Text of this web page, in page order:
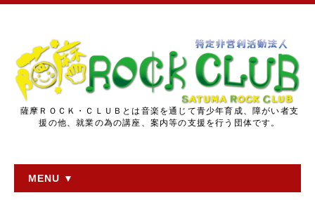
薩摩ＲＯＣＫ・ＣＬＵＢとは音楽を通じて青少年育成、障がい者支
援の他、就業の為の講座、案内等の支援を行う団体です。
MENU ▼